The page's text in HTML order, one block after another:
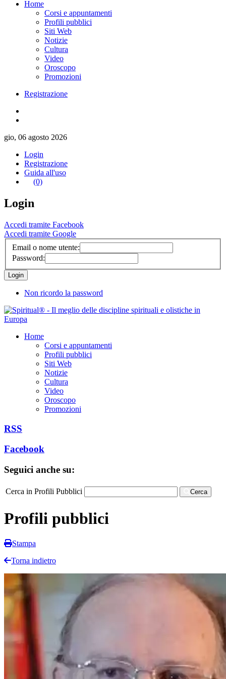
Home
Corsi e appuntamenti
Profili pubblici
Siti Web
Notizie
Cultura
Video
Oroscopo
Promozioni
Registrazione
gio, 06 agosto 2026
Login
Registrazione
Guida all'uso
(0)
Login
Accedi tramite Facebook
Accedi tramite Google
Email o nome utente:
Password:
Non ricordo la password
Home
Corsi e appuntamenti
Profili pubblici
Siti Web
Notizie
Cultura
Video
Oroscopo
Promozioni
RSS
Facebook
Seguici anche su:
Cerca in Profili Pubblici Cerca
Profili pubblici
Stampa
Torna indietro